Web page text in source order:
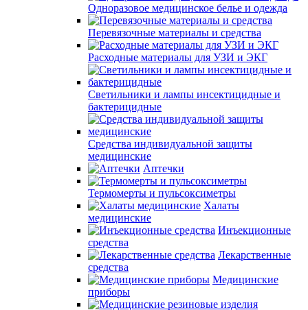
Одноразовое медицинское белье и одежда
Перевязочные материалы и средства
Расходные материалы для УЗИ и ЭКГ
Светильники и лампы инсектицидные и
бактерицидные
Средства индивидуальной защиты
медицинские
Аптечки
Термомерты и пульсоксиметры
Халаты
медицинские
Инъекционные
средства
Лекарственные
средства
Медицинские
приборы